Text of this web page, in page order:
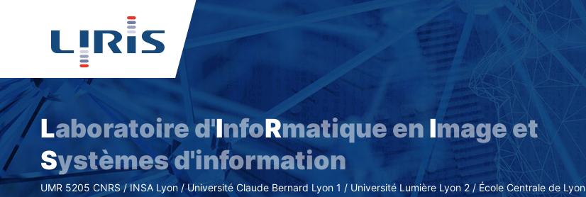
Aller
contenu
principal
Laboratoire d'InfoRmatique en Image et
Systèmes d'information
UMR 5205 CNRS / INSA Lyon / Université Claude Bernard Lyon 1 / Université Lumière Lyon 2 / École Centrale de Lyon